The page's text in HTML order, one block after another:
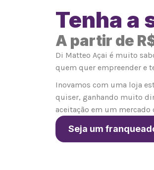
Tenha a
A partir de
Di Matteo Açai é muito
quem quer empreender e
Inovamos com uma loja
quiser, ganhando muito
aceitação em um mercado
Seja um